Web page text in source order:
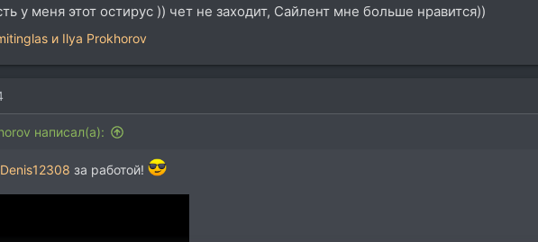
у меня этот остирус )) чет не заходит, Сайлент мне больше нравится))
и Ilya Prokhorov
написал(а):
за работой!